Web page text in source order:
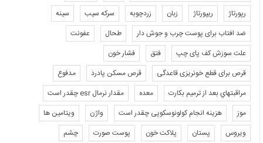
رپورتاژ
ریپورتاژ زبان زردچوبه سرکه سیب
سینه
ضد افتاب برای پوست چرب و جوش دار
طحال
عفونت
علت سوزش کف پای چپ
فتق
فشار خون
قرص برای قطع خونریزی قاعدگی
قرص مسکن پادرد
مدفوع
مراقبتهاي بعد از ترميم بكارت
معده
مقدار نرمال esr چقدر است
موز
هزینه انجام کولونوسکوپی چقدر است واژن
ویتامین ها
ویروس
پستان پلاکت خون پوست صورت
چشم